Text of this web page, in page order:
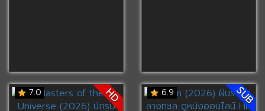
7.0 HD 6.9 SUB